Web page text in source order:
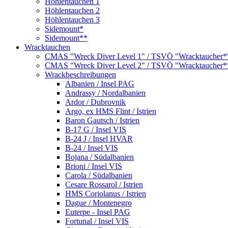
Höhlentauchen 2
Höhlentauchen 3
Sidemount*
Sidemount**
Wracktauchen
CMAS "Wreck Diver Level 1" / TSVÖ
CMAS "Wreck Diver Level 2" / TSVÖ
Wrackbeschreibungen
Albanien / Insel PAG
Andrassy / Nordalbanien
Ardor / Dubrovnik
Argo, ex HMS Flint / Istrien
Baron Gautsch / Istrien
B-17 G / Insel VIS
B-24 J / Insel HVAR
B-24 / Insel VIS
Bojana / Südalbanien
Brioni / Insel VIS
Carola / Südalbanien
Cesare Rossarol / Istrien
HMS Coriolanus / Istrien
Dague / Montenegro
Euterpe - Insel PAG
Fortunal / Insel VIS